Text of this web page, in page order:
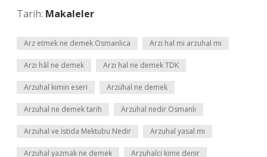
Tarih: Makaleler
Arz etmek ne demek Osmanlıca Arzi hal mi arzuhal mi
Arzı hâl ne demek Arzı hal ne demek TDK
Arzuhal kimin eseri Arzühal ne demek
Arzuhal ne demek tarih Arzuhal nedir Osmanlı
Arzuhal ve İstida Mektubu Nedir Arzuhal yasal mı
Arzuhal yazmak ne demek Arzuhalci kime denir